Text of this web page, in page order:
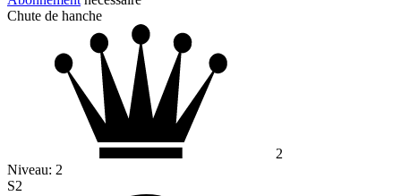
Chute de hanche
2
Niveau: 2
S2